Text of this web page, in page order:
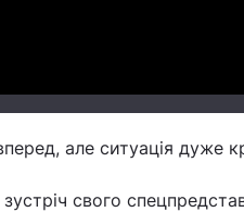
але ситуація дуже
свого